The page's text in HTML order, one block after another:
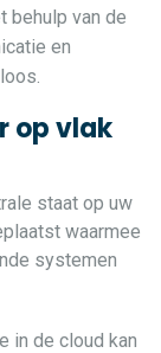
behulp van de
en
op vlak
staat op uw
waarmee
systemen
in de cloud kan